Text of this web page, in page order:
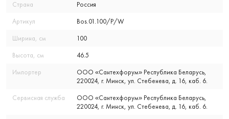
Страна Россия
Артикул Bos.01.100/P/W
Ширина, см 100
Высота, см 46.5
Импортер
ООО «Сантехфорум» Республика Беларусь,
220024, г. Минск, ул. Стебенева, д. 16, каб. 6.
Сервисная служба
ООО «Сантехфорум» Республика Беларусь,
220024, г. Минск, ул. Стебенева, д. 16, каб. 6.